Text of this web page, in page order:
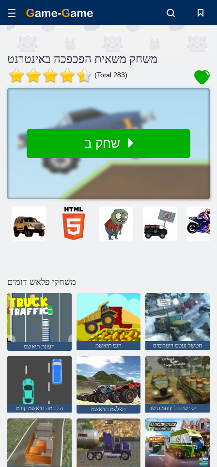
משחק משאית הפכפכה באינטרנט
(Total 283)
משחקי פלאש דומים
העונת תיאשמ הגמ תיאשמ חטשל ןעטמ רוטלומיס
הלבזמה תיאשמ ץורמ תצלפמ תויאשמ םינעטמ רוטלומיס :שיבכל ץוחמ םשג